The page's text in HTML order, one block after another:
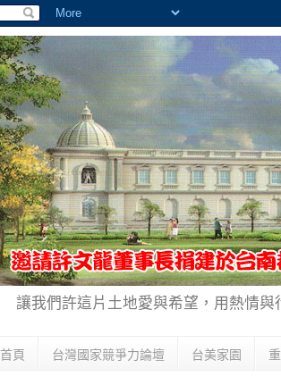
讓我們許這片土地愛與希望，用熱情與
首頁 台灣國家競爭力論壇 台美家園